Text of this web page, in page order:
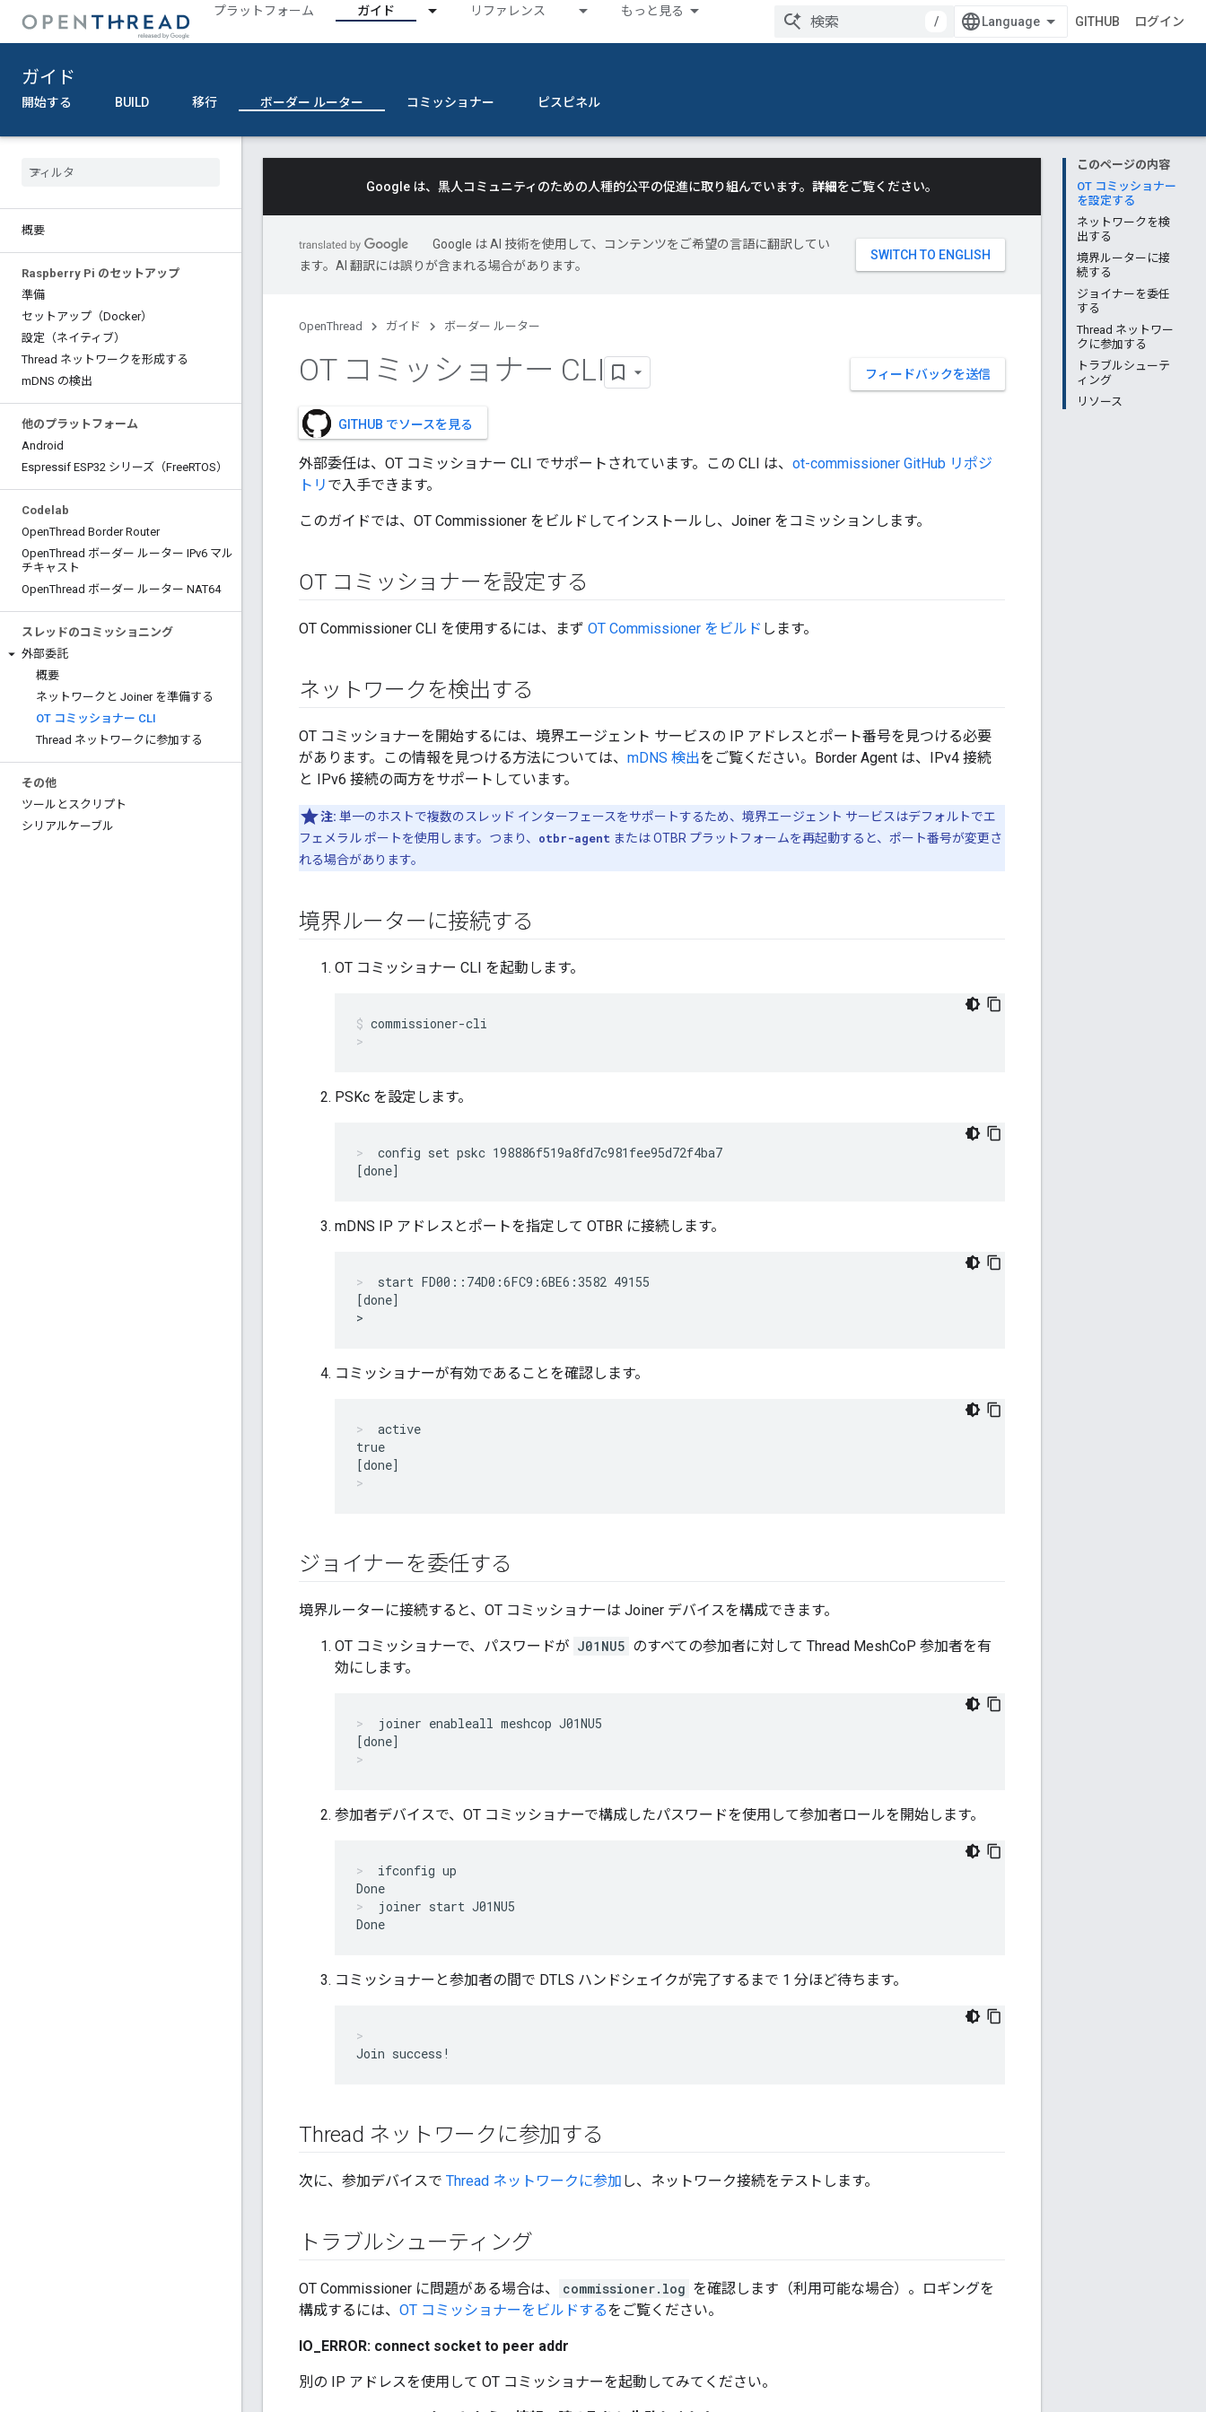
プラットフォーム ガイド リファレンス もっと見る
/ GITHUB ログイン
ガイド
開始する BUILD 移行 ボーダー ルーター コミッショナー ピスピネル
概要
Raspberry Pi のセットアップ
準備
セットアップ（Docker）
設定（ネイティブ）
Thread ネットワークを形成する
mDNS の検出
他のプラットフォーム
Android
Espressif ESP32 シリーズ（FreeRTOS）
Codelab
OpenThread Border Router
OpenThread ボーダー ルーター IPv6 マル
チキャスト
OpenThread ボーダー ルーター NAT64
スレッドのコミッショニング
外部委託
概要
ネットワークと Joiner を準備する
OT コミッショナー CLI
Thread ネットワークに参加する
その他
ツールとスクリプト
シリアルケーブル
このページの内容
OT コミッショナー
を設定する
ネットワークを検
出する
境界ルーターに接
続する
ジョイナーを委任
する
Thread ネットワー
クに参加する
トラブルシューテ
ィング
リソース
Google は、黒人コミュニティのための人種的公平の促進に取り組んでいます。 詳細をご覧ください。
Google は AI 技術を使用して、コンテンツをご希望の言語に翻訳してい
ます。AI 翻訳には誤りが含まれる場合があります。
OpenThread ガイド ボーダー ルーター
フィードバックを送信
OT コミッショナー CLI
GITHUB でソースを見る
外部委任は、OT コミッショナー CLI でサポートされています。この CLI は、 ot-commissioner GitHub リポジ
トリ で入手できます。
このガイドでは、OT Commissioner をビルドしてインストールし、Joiner をコミッションします。
OT コミッショナーを設定する
OT Commissioner CLI を使用するには、まず OT Commissioner をビルド します。
ネットワークを検出する
OT コミッショナーを開始するには、境界エージェント サービスの IP アドレスとポート番号を見つける必要
があります。この情報を見つける方法については、 mDNS 検出をご覧ください。Border Agent は、IPv4 接続
と IPv6 接続の両方をサポートしています。
注: 単一のホストで複数のスレッド インターフェースをサポートするため、境界エージェント サービスはデフォルトでエ
フェメラル ポートを使用します。つまり、 otbr-agent または OTBR プラットフォームを再起動すると、ポート番号が変更さ
れる場合があります。
境界ルーターに接続する
OT コミッショナー CLI を起動します。
commissioner-cli
PSKc を設定します。
config set pskc 198886f519a8fd7c981fee95d72f4ba7
mDNS IP アドレスとポートを指定して OTBR に接続します。
start FD00::74D0:6FC9:6BE6:3582 49155
[done]
コミッショナーが有効であることを確認します。
active
true
ジョイナーを委任する
境界ルーターに接続すると、OT コミッショナーは Joiner デバイスを構成できます。
OT コミッショナーで、パスワードが J01NU5 のすべての参加者に対して Thread MeshCoP 参加者を有
効にします。
joiner enableall meshcop J01NU5
参加者デバイスで、OT コミッショナーで構成したパスワードを使用して参加者ロールを開始します。
ifconfig up
joiner start J01NU5
コミッショナーと参加者の間で DTLS ハンドシェイクが完了するまで 1 分ほど待ちます。
Thread ネットワークに参加する
次に、参加デバイスで Thread ネットワークに参加 し、ネットワーク接続をテストします。
トラブルシューティング
OT Commissioner に問題がある場合は、 commissioner.log を確認します（利用可能な場合）。ロギングを
構成するには、 OT コミッショナーをビルドするをご覧ください。
IO_ERROR: connect socket to peer addr
別の IP アドレスを使用して OT コミッショナーを起動してみてください。